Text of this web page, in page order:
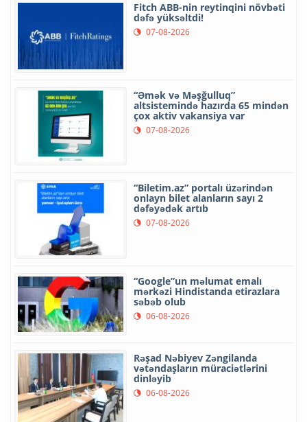
Fitch ABB-nin reytinqini növbəti
dəfə yüksəltdi!
07-08-2026
“Əmək və Məşğulluq”
altsistemində hazırda 65 mindən
çox aktiv vakansiya var
07-08-2026
“Biletim.az” portalı üzərindən
onlayn bilet alanların sayı 2
dəfəyədək artıb
07-08-2026
“Google”un məlumat emalı
mərkəzi Hindistanda etirazlara
səbəb olub
06-08-2026
Rəşad Nəbiyev Zəngilanda
vətəndaşların müraciətlərini
dinləyib
06-08-2026